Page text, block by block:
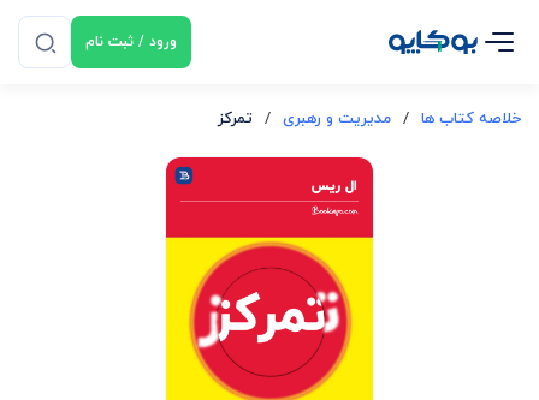
ورود / ثبت نام
خلاصه کتاب ها / مدیریت و رهبری / تمرکز